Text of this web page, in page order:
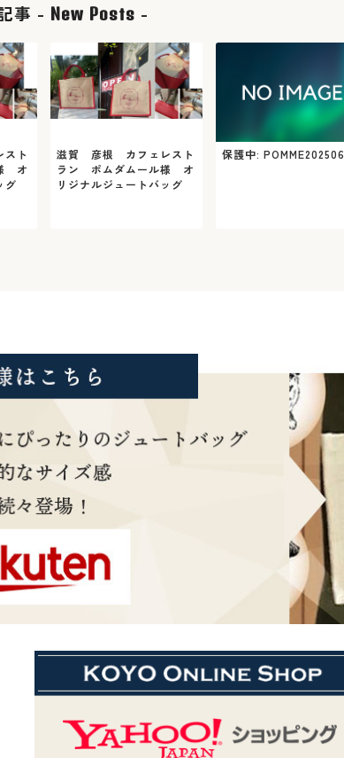
事 - New Posts -
ト
オ
グ
滋賀 彦根 カフェレスト
ラン ポムダムール様 オ
リジナルジュートバッグ
保護中: POMME202506